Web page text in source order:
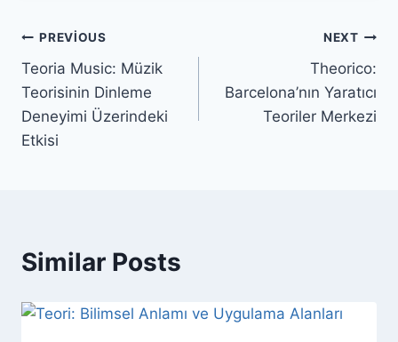
Yazı
gezinmesi
PREVIOUS
Teoria Music: Müzik
Teorisinin Dinleme
Deneyimi Üzerindeki
Etkisi
NEXT
Theorico:
Barcelona’nın Yaratıcı
Teoriler Merkezi
Similar Posts